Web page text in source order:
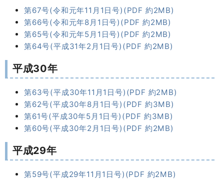
第67号(令和元年11月1日号)(PDF 約2MB)
第66号(令和元年8月1日号)(PDF 約2MB)
第65号(令和元年5月1日号)(PDF 約2MB)
第64号(平成31年2月1日号)(PDF 約2MB)
平成30年
第63号(平成30年11月1日号)(PDF 約2MB)
第62号(平成30年8月1日号)(PDF 約3MB)
第61号(平成30年5月1日号)(PDF 約3MB)
第60号(平成30年2月1日号)(PDF 約2MB)
平成29年
第59号(平成29年11月1日号)(PDF 約2MB)